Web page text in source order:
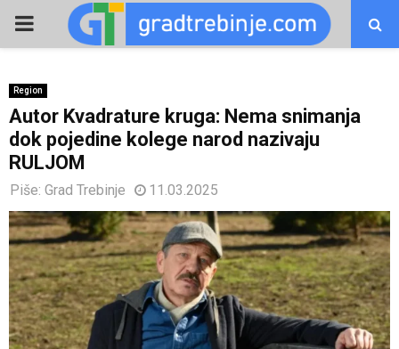
PRIMARY
Region
Autor Kvadrature kruga: Nema snimanja
dok pojedine kolege narod nazivaju
RULJOM
Piše: Grad Trebinje 11.03.2025